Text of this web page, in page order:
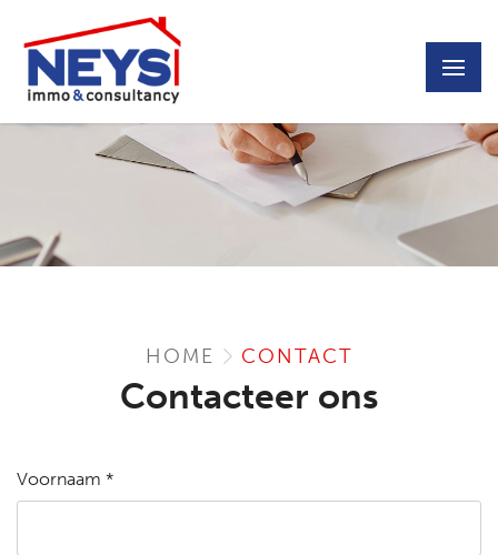
HOME CONTACT
Contacteer ons
Voornaam *